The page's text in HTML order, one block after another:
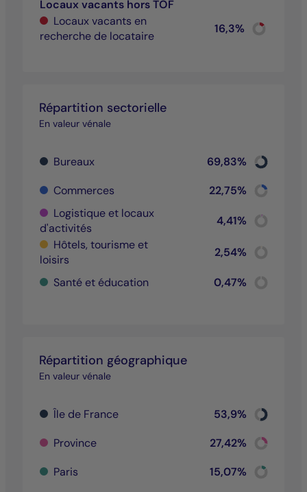
Locaux vacants hors TOF
Locaux vacants en
recherche de locataire
16,3% Chart
Répartition sectorielle
En valeur vénale
Bureaux 69,83% Chart
Pie chart
Commerces 22,75% Chart
Logistique et locaux
d'activités
4,41% Chart
Hôtels, tourisme et
loisirs
2,54%
Santé et éducation 0,47%
Répartition géographique
En valeur vénale
Île de France 53,9% Chart
Pie chart
Province 27,42% Chart
End of
Paris 15,07% Chart